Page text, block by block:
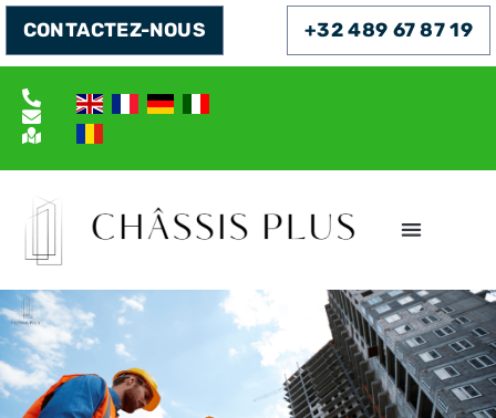
CONTACTEZ-NOUS +32 489 67 87 19